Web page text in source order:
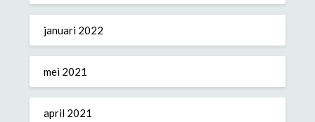
januari 2022
mei 2021
april 2021